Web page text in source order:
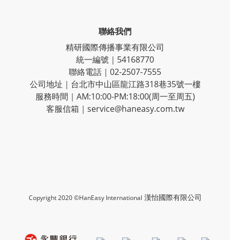
聯絡我們
精研國際傳播事業有限公司
統一編號｜54168770
聯絡電話｜02-2507-7555
公司地址｜台北市中山區龍江路318巷35號一樓
服務時間｜AM:10:00-PM:18:00(周一至周五)
客服信箱｜service@haneasy.com.tw
Copyright 2020 ©HanEasy International 漢怡國際有限公司